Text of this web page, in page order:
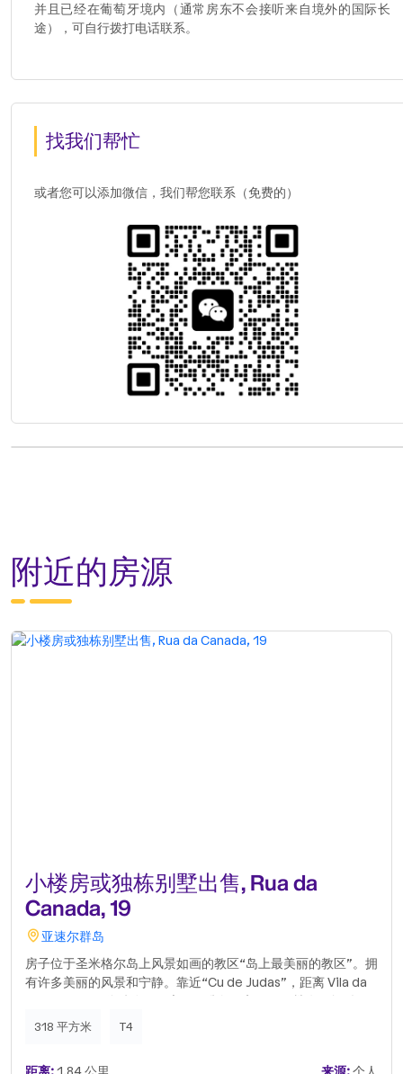
并且已经在葡萄牙境内（通常房东不会接听来自境外的国际长
途），可自行拨打电话联系。
找我们帮忙
或者您可以添加微信，我们帮您联系（免费的）
附近的房源
小楼房或独栋别墅出售, Rua da
Canada, 19
亚速尔群岛
房子位于圣米格尔岛上风景如画的教区“岛上最美丽的教区”。拥
有许多美丽的风景和宁静。靠近“Cu de Judas”，距离 Vila da
室，一楼在高高的阁楼里有两间带阳台的卧室。大型附属建筑和
318 平方米 T4